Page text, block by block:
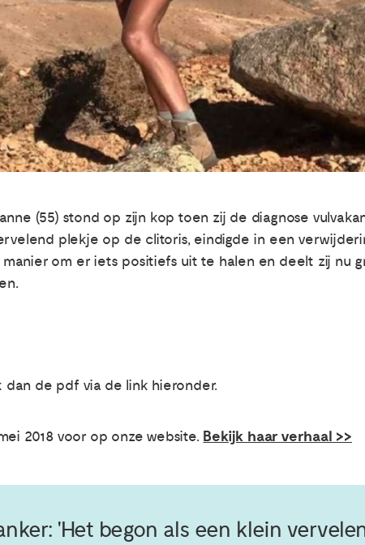
(55) stond op zijn kop toen zij de diagnose
plekje op de clitoris, eindigde in een
om er iets positiefs uit te halen en deelt zij nu
de pdf via de link hieronder.
2018 voor op onze website. Bekijk haar verhaal >>
'Het begon als een klein